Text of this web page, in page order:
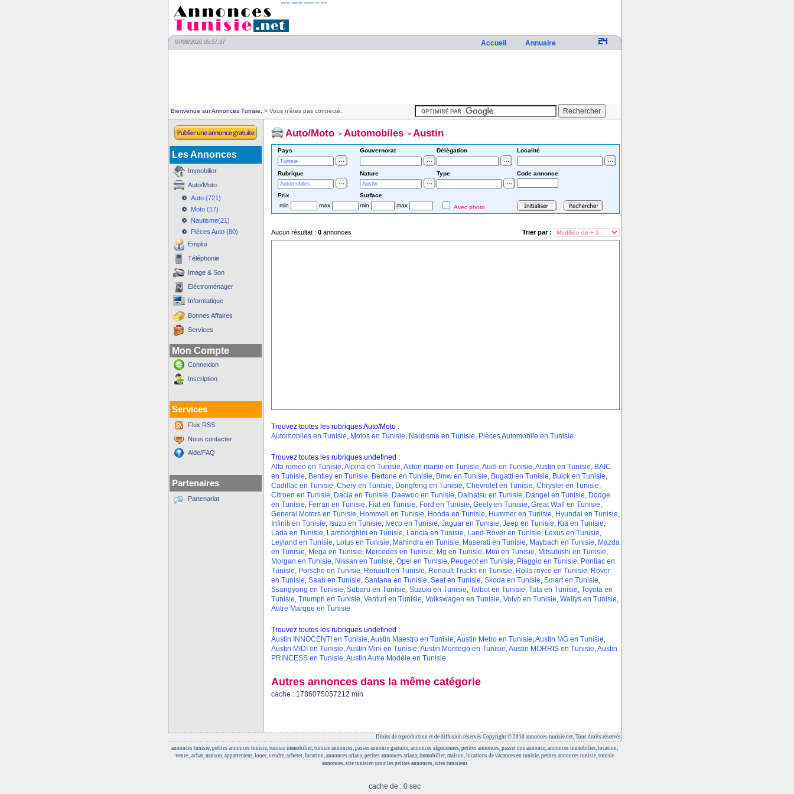
07/08/2026 05:57:37 Accueil Annuaire
Bienvenue sur Annonces Tunisie. > Vous n'êtes pas connecté.
Les Annonces
Immobilier
Auto/Moto
Auto (721)
Moto (17)
Nautisme(21)
Pièces Auto (80)
Emploi
Téléphonie
Image & Son
Eléctroménager
Informatique
Bonnes Affaires
Services
Mon Compte
Connexion
Inscription
Services
Flux RSS
Nous contacter
Aide/FAQ
Partenaires
Partenariat
Auto/Moto> Automobiles> Austin
Pays Gouvernorat Délégation Localité
Rubrique Nature Type Code annonce
Prix
Surface
min
max min max Avec photo
Aucun résultat : 0annonces Trier par :
Trouvez toutes les rubriques Auto/Moto :
Automobiles en Tunisie, Motos en Tunisie, Nautisme en Tunisie, Pièces Automobile en Tunisie
Trouvez toutes les rubriques undefined :
Alfa romeo en Tunisie,Alpina en Tunisie,Aston martin en Tunisie,Audi en Tunisie,Austin en Tunisie, BAIC
en Tunisie, Bentley en Tunisie, Bertone en Tunisie, Bmw en Tunisie, Bugatti en Tunisie, Buick en Tunisie,
Cadillac en Tunisie, Chery en Tunisie, Dongfeng en Tunisie, Chevrolet en Tunisie, Chrysler en Tunisie,
Citroen en Tunisie, Dacia en Tunisie, Daewoo en Tunisie, Daihatsu en Tunisie, Dangel en Tunisie, Dodge
en Tunisie, Ferrari en Tunisie, Fiat en Tunisie, Ford en Tunisie, Geely en Tunisie, Great Wall en Tunisie,
General Motors en Tunisie, Hommell en Tunisie, Honda en Tunisie, Hummer en Tunisie, Hyundai en Tunisie,
Infiniti en Tunisie, Isuzu en Tunisie, Iveco en Tunisie, Jaguar en Tunisie, Jeep en Tunisie, Kia en Tunisie,
Lada en Tunisie, Lamborghini en Tunisie, Lancia en Tunisie, Land-Rover en Tunisie, Lexus en Tunisie,
Leyland en Tunisie, Lotus en Tunisie, Mahindra en Tunisie, Maserati en Tunisie, Maybach en Tunisie, Mazda
en Tunisie, Mega en Tunisie, Mercedes en Tunisie, Mg en Tunisie, Mini en Tunisie, Mitsubishi en Tunisie,
Morgan en Tunisie, Nissan en Tunisie, Opel en Tunisie, Peugeot en Tunisie, Piaggio en Tunisie, Pontiac en
Tunisie, Porsche en Tunisie, Renault en Tunisie, Renault Trucks en Tunisie, Rolls royce en Tunisie, Rover
en Tunisie, Saab en Tunisie, Santana en Tunisie, Seat en Tunisie, Skoda en Tunisie, Smart en Tunisie,
Ssangyong en Tunisie, Subaru en Tunisie, Suzuki en Tunisie, Talbot en Tunisie, Tata en Tunisie, Toyota en
Tunisie, Triumph en Tunisie, Venturi en Tunisie, Volkswagen en Tunisie, Volvo en Tunisie, Wallys en Tunisie,
Autre Marque en Tunisie
Trouvez toutes les rubriques undefined :
Austin INNOCENTI en Tunisie,Austin Maestro en Tunisie,Austin Metro en Tunisie,Austin MG en Tunisie,
Austin MIDI en Tunisie,Austin Mini en Tunisie,Austin Montego en Tunisie,Austin MORRIS en Tunisie,Austin
PRINCESS en Tunisie,Austin Autre Modèle en Tunisie
Autres annonces dans la même catégorie
cache : 1786075057212 min
Droits de reproduction et de diffusion réservés Copyright © 2010 annonces-tunisie.net, Tous droits réservés
annonces tunisie, petites annonces tunisie, tunisie immobilier, tunisie annonces, passer annonce gratuite, annonces algeriennes, petites annonces, passer une annonce, annonces immobilier, location,
vente , achat, maison, appartement, louer, vendre, acheter, location, annonces ariana, petites annonces ariana, immobilier, maison, locations de vacances en tunisie, petites annonces tunisie, tunisie
annonces, site tunisien pour les petites annonces, sites tunisiens
cache de : 0 sec